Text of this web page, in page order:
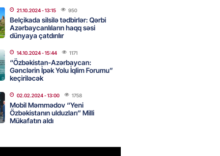
edilib
- 11:30 88
və əlilliyi olan şəxslər
XƏBƏR
Müqavilə olmasa da,
- 11:00 72
21.10.2024- 13:15 950
Belçikada silsilə tədbirlər: Qərbi
Azərbaycanlıların haqq səsi
dünyaya çatdırılır
14.10.2024- 15:44 1171
“Özbəkistan-Azərbaycan:
Gənclərin İpək Yolu İqlim Forumu”
keçiriləcək
02.02.2024- 13:00 1758
Mobil Məmmədov “Yeni
Özbəkistanın ulduzları” Milli
Mükafatın aldı